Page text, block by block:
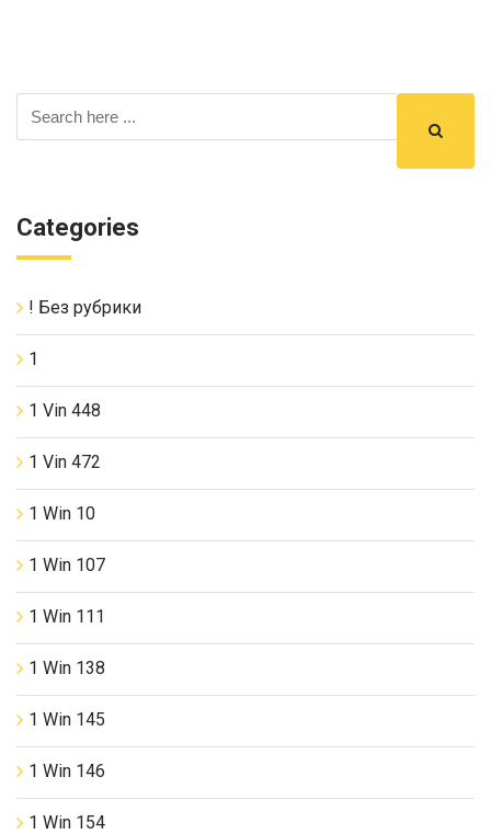
Categories
! Без рубрики
1
1 Vin 448
1 Vin 472
1 Win 10
1 Win 107
1 Win 111
1 Win 138
1 Win 145
1 Win 146
1 Win 154